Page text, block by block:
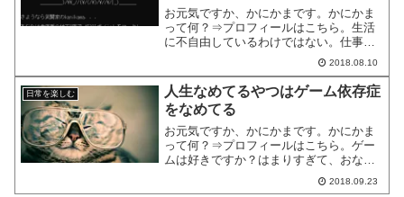
お元気ですか、かにかまです。かにかま
って何？⇒プロフィールはこちら。生活
に不自由しているわけではない。仕事に
大きな不満があるわけでもない。むしろ
楽勝だと思っている。でもどこか満たさ
れない気持ちがある。予定がない休日が
楽しみ。だけど実際に休日...
2018.08.10
日常を楽しむ
人生なめてるやつはゲーム依存症
をなめてる
お元気ですか、かにかまです。かにかま
って何？⇒プロフィールはこちら。ゲー
ムは好きですか？はまりすぎて、おなか
が減るのも忘れて、眠気も感じなくなっ
てゲームをやり続けていることはありま
2018.09.23